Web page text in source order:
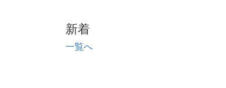
新着
一覧へ